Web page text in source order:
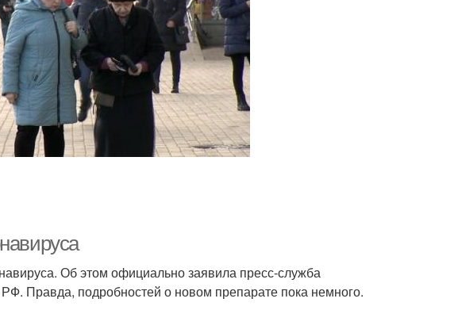
Об этом официально заявила пресс-служба
Правда, подробностей о новом препарате пока немного.